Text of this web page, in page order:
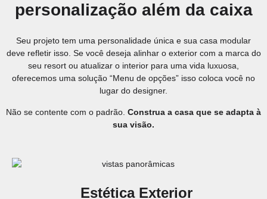
personalização além da caixa
Seu projeto tem uma personalidade única e sua casa modular
deve refletir isso. Se você deseja alinhar o exterior com a marca do
seu resort ou atualizar o interior para uma vida luxuosa,
oferecemos uma solução “Menu de opções” isso coloca você no
lugar do designer.
Não se contente com o padrão. Construa a casa que se adapta à
sua visão.
Estética Exterior